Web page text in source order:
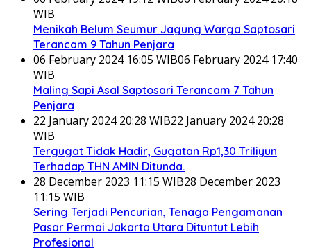
WIB
Menikah Belum Seumur Jagung Warga Saptosari
Terancam 9 Tahun Penjara
06 February 2024 16:05 WIB06 February 2024 17:40
WIB
Maling Sapi Asal Saptosari Terancam 7 Tahun
Penjara
22 January 2024 20:28 WIB22 January 2024 20:28
WIB
Tergugat Tidak Hadir, Gugatan Rp1,30 Triliyun
Terhadap THN AMIN Ditunda.
28 December 2023 11:15 WIB28 December 2023
11:15 WIB
Sering Terjadi Pencurian, Tenaga Pengamanan
Pasar Permai Jakarta Utara Dituntut Lebih
Profesional